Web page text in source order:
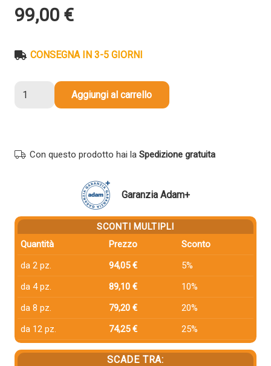
99,00 €
CONSEGNA IN 3-5 GIORNI
compatibile
quantità
Aggiungi al carrello
Con questo prodotto hai la Spedizione gratuita
Garanzia Adam+
SCONTI MULTIPLI
Quantità
Prezzo
Sconto
da 2 pz.
94,05 €
5%
da 4 pz.
89,10 €
10%
da 8 pz.
79,20 €
20%
da 12 pz.
74,25 € 25%
SCADE TRA: